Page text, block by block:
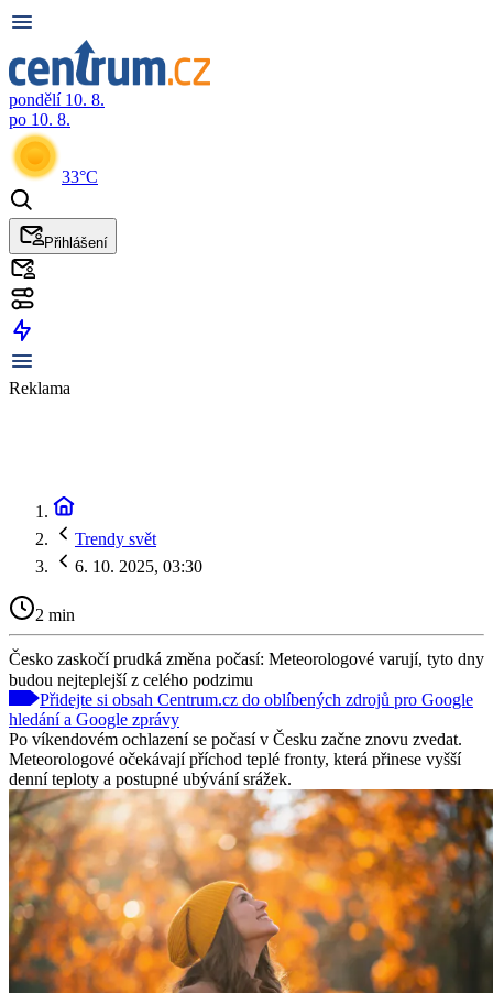
pondělí 10. 8.
po 10. 8.
33°C
Přihlášení
Reklama
Trendy svět
6. 10. 2025, 03:30
2 min
Česko zaskočí prudká změna počasí: Meteorologové varují, tyto dny
budou nejteplejší z celého podzimu
Přidejte si obsah Centrum.cz do oblíbených zdrojů pro Google
hledání a Google zprávy
Po víkendovém ochlazení se počasí v Česku začne znovu zvedat.
Meteorologové očekávají příchod teplé fronty, která přinese vyšší
denní teploty a postupné ubývání srážek.